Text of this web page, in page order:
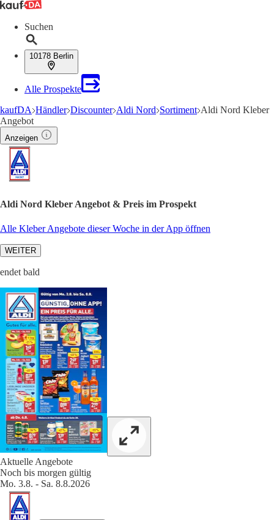
Suchen
10178 Berlin
Alle Prospekte
kaufDA Händler Discounter Aldi Nord Sortiment Aldi Nord Kleber
Angebot
Anzeigen
Aldi Nord Kleber Angebot & Preis im Prospekt
Alle Kleber Angebote dieser Woche in der App öffnen
WEITER
endet bald
Aktuelle Angebote
Noch bis morgen gültig
Mo. 3.8. - Sa. 8.8.2026